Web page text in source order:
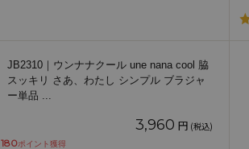
JB2310｜ウンナナクール une nana cool 脇
スッキリ さあ、わたし シンプル ブラジャ
ー単品 ...
3,960 円 (税込)
180ポイント獲得